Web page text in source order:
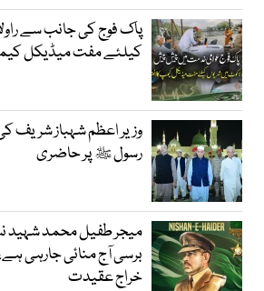
پاک فوج کی جانب سے
کیلئے مفت میڈیکل
وزیر اعظم شہباز شریف
رسول ﷺ پر حاضری
برسی آج منائی جارہی
خراج عقیدت